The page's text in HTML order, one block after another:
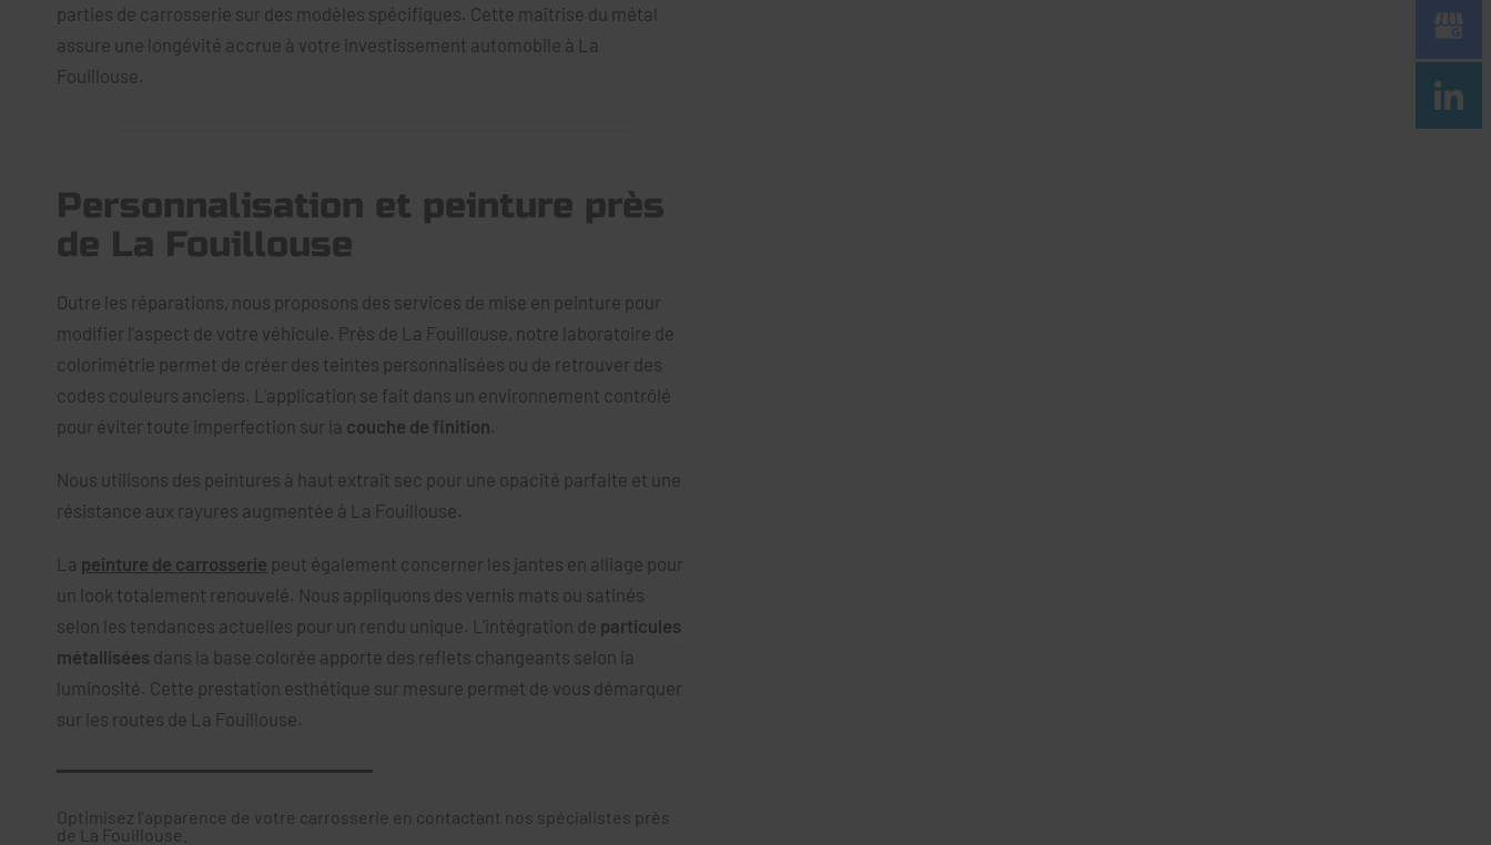
parties de carrosserie sur des modèles spécifiques. Cette maîtrise du métal
assure une longévité accrue à votre investissement automobile à La
Fouillouse.
Personnalisation et peinture près
de La Fouillouse
Outre les réparations, nous proposons des services de mise en peinture pour
modifier l'aspect de votre véhicule. Près de La Fouillouse, notre laboratoire de
colorimétrie permet de créer des teintes personnalisées ou de retrouver des
codes couleurs anciens. L'application se fait dans un environnement contrôlé
pour éviter toute imperfection sur la couche de finition.
Nous utilisons des peintures à haut extrait sec pour une opacité parfaite et une
résistance aux rayures augmentée à La Fouillouse.
La peinture de carrosserie peut également concerner les jantes en alliage pour
un look totalement renouvelé. Nous appliquons des vernis mats ou satinés
selon les tendances actuelles pour un rendu unique. L'intégration de particules
métallisées dans la base colorée apporte des reflets changeants selon la
luminosité. Cette prestation esthétique sur mesure permet de vous démarquer
sur les routes de La Fouillouse.
Optimisez l'apparence de votre carrosserie en contactant nos spécialistes près
de La Fouillouse.